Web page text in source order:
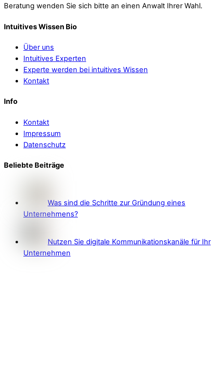
Beratung wenden Sie sich bitte an einen Anwalt Ihrer Wahl.
Intuitives Wissen Bio
Über uns
Intuitives Experten
Experte werden bei intuitives Wissen
Kontakt
Info
Kontakt
Impressum
Datenschutz
Beliebte Beiträge
Was sind die Schritte zur Gründung eines
Unternehmens?
Nutzen Sie digitale Kommunikationskanäle für Ihr
Unternehmen